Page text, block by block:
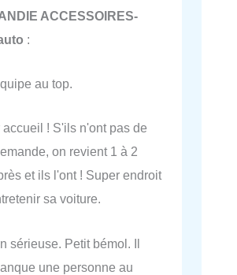
ACCESSOIRES-
:
au top.
accueil ! S'ils n'ont pas de
on revient 1 à 2
et ils l'ont ! Super endroit
sa voiture.
sérieuse. Petit bémol. Il
une personne au